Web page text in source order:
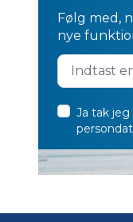
Følg med,
nye
Ja tak